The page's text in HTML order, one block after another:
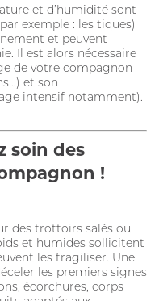
et d’humidité sont
exemple : les tiques)
et peuvent
Il est alors nécessaire
de votre compagnon
et son
intensif notamment).
soin des
!
des trottoirs salés ou
et humides sollicitent
les fragiliser. Une
les premiers signes
écorchures, corps